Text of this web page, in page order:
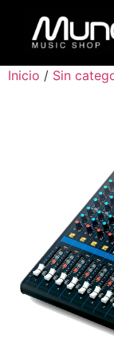
Inicio / Sin